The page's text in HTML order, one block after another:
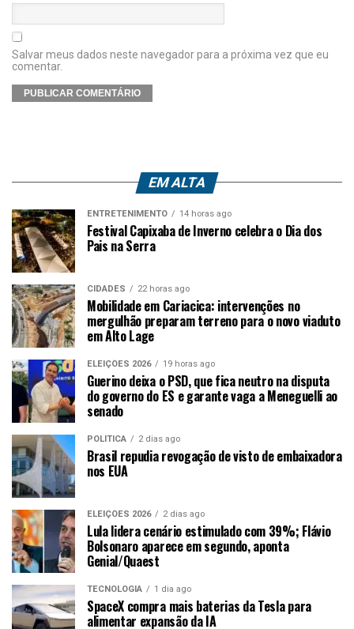
Salvar meus dados neste navegador para a próxima vez que eu
comentar.
EM ALTA
ENTRETENIMENTO 14 horas ago
Festival Capixaba de Inverno celebra o Dia dos
Pais na Serra
CIDADES 22 horas ago
Mobilidade em Cariacica: intervenções no
mergulhão preparam terreno para o novo viaduto
em Alto Lage
ELEIÇÕES 2026 19 horas ago
Guerino deixa o PSD, que fica neutro na disputa
do governo do ES e garante vaga a Meneguelli ao
senado
POLÍTICA 2 dias ago
Brasil repudia revogação de visto de embaixadora
nos EUA
ELEIÇÕES 2026 2 dias ago
Lula lidera cenário estimulado com 39%; Flávio
Bolsonaro aparece em segundo, aponta
Genial/Quaest
TECNOLOGIA 1 dia ago
SpaceX compra mais baterias da Tesla para
alimentar expansão da IA